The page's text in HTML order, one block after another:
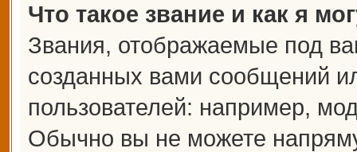
Что такое звание и как я
Звания, отображаемые под
созданных вами сообщений
пользователей: например,
Обычно вы не можете